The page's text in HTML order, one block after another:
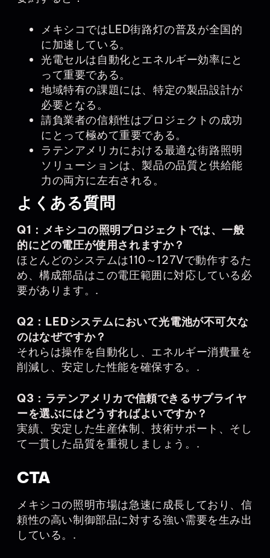
メキシコではLED街路灯の普及が全国的
に加速している。
光電セルは自動化とエネルギー効率にと
って重要である。
地域特有の課題には、特定の製品設計が
必要となる。
請負業者の信頼性はプロジェクトの成功
にとって極めて重要である。
ラテンアメリカにおける最適な街路照明
ソリューションは、製品の品質と供給能
力の両方に左右される。
よくある質問
Q1：メキシコの照明プロジェクトでは、一般
的にどの電圧が使用されますか？
ほとんどのシステムは110～127Vで動作するた
め、構成部品はこの電圧範囲に対応している必
要があります。.
Q2：LEDシステムにおいて光電池が不可欠な
のはなぜですか？
それらは操作を自動化し、エネルギー消費量を
削減し、安定した性能を確保する。.
Q3：ラテンアメリカで信頼できるサプライヤ
ーを選ぶにはどうすればよいですか？
実績、安定した生産体制、技術サポート、そし
て一貫した品質を重視しましょう。.
CTA
メキシコの照明市場は急速に成長しており、信
頼性の高い制御部品に対する強い需要を生み出
している。.